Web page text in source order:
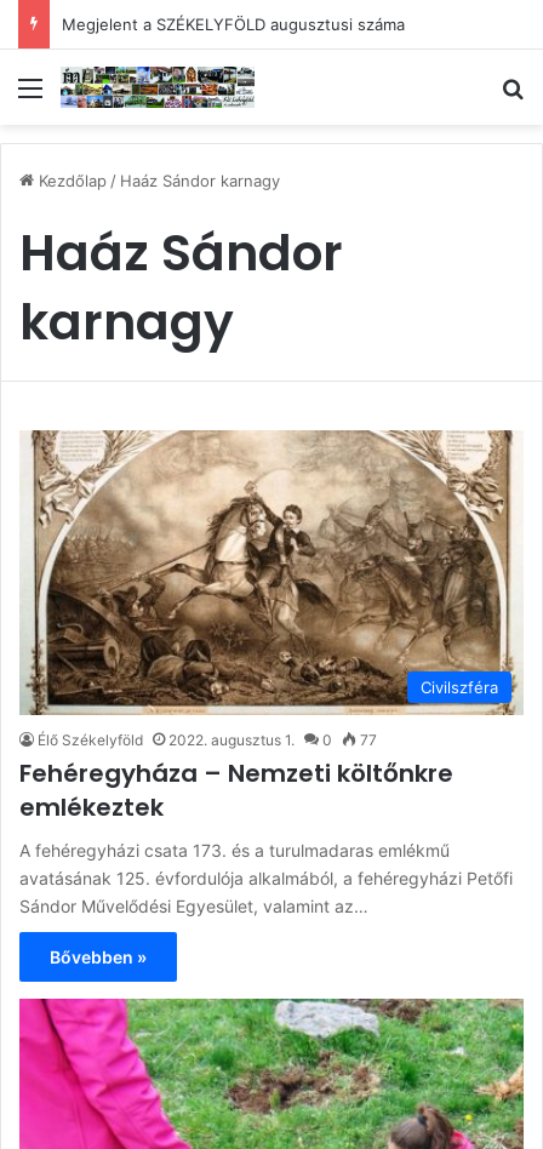
Megjelent a SZÉKELYFÖLD augusztusi száma
Menü
Kezdőlap/ Haáz Sándor karnagy
Haáz Sándor
karnagy
Civilszféra
Élő Székelyföld 2022. augusztus 1. 0 77
Fehéregyháza – Nemzeti költőnkre
emlékeztek
A fehéregyházi csata 173. és a turulmadaras emlékmű
avatásának 125. évfordulója alkalmából, a fehéregyházi Petőfi
Sándor Művelődési Egyesület, valamint az…
Bővebben »